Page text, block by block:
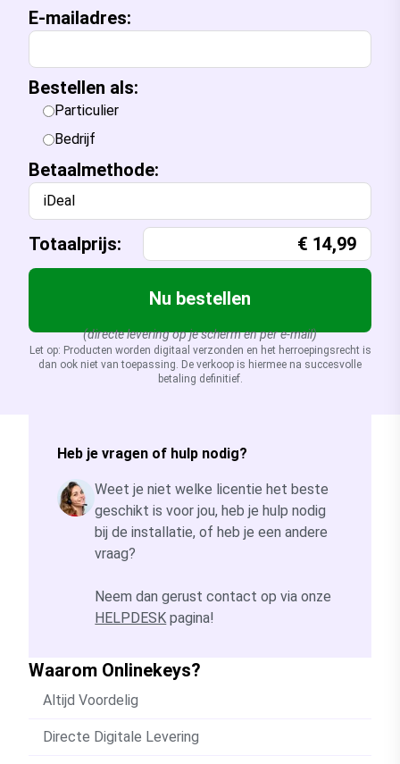
E-mailadres:
Bestellen als:
Particulier
Bedrijf
Betaalmethode:
iDeal
Totaalprijs: € 14,99
Nu bestellen
(directe levering op je scherm en per e-mail)
Let op: Producten worden digitaal verzonden en het herroepingsrecht is
dan ook niet van toepassing. De verkoop is hiermee na succesvolle
betaling definitief.
Heb je vragen of hulp nodig?
Weet je niet welke licentie het beste
geschikt is voor jou, heb je hulp nodig
bij de installatie, of heb je een andere
vraag?
Neem dan gerust contact op via onze
HELPDESK pagina!
Waarom Onlinekeys?
Altijd Voordelig
Directe Digitale Levering